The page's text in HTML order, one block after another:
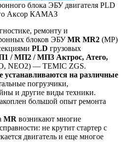
блока ЭБУ двигателя PLD
Аксор КАМАЗ
ремонту и
блоков ЭБУMR MR2 (МР)
PLD грузовых
/ МП2 / МП3 Актрос, Атего,
NEO2) — TEMIC ZGS.
устанавливаются на различные
погрузчики,
и другие виды техники.
большой опыт ремонта
MR возникают многие
не крутит стартер с
двигатель и еще многое